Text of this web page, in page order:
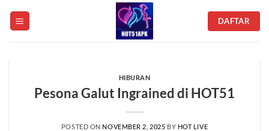
DAFTAR
HIBURAN
Pesona Galut Ingrained di HOT51
POSTED ON NOVEMBER 2, 2025 BY HOT LIVE